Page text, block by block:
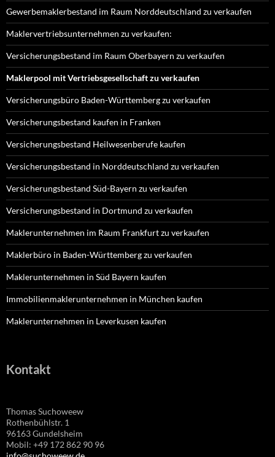
Gewerbemaklerbestand im Raum Norddeutschland zu verkaufen
Maklervertriebsunternehmen zu verkaufen:
Versicherungsbestand im Raum Oberbayern zu verkaufen
Maklerpool mit Vertriebsgesellschaft zu verkaufen
Versicherungsbüro Baden-Württemberg zu verkaufen
Versicherungsbestand kaufen in Franken
Versicherungsbestand Heilwesenberufe kaufen
Versicherungsbestand in Norddeutschland zu verkaufen
Versicherungsbestand Süd-Bayern zu verkaufen
Versicherungsbestand in Dortmund zu verkaufen
Maklerunternehmen im Raum Frankfurt zu verkaufen
Maklerbüro in Baden-Württemberg zu verkaufen
Maklerunternehmen in Süd Bayern kaufen
Immobilienmaklerunternehmen in München kaufen
Maklerunternehmen in Leverkusen kaufen
Kontakt
Thomas Suchoweew
Rothenbühlstr. 1
96163 Gundelsheim
Mobil: +49 172 862 90 96